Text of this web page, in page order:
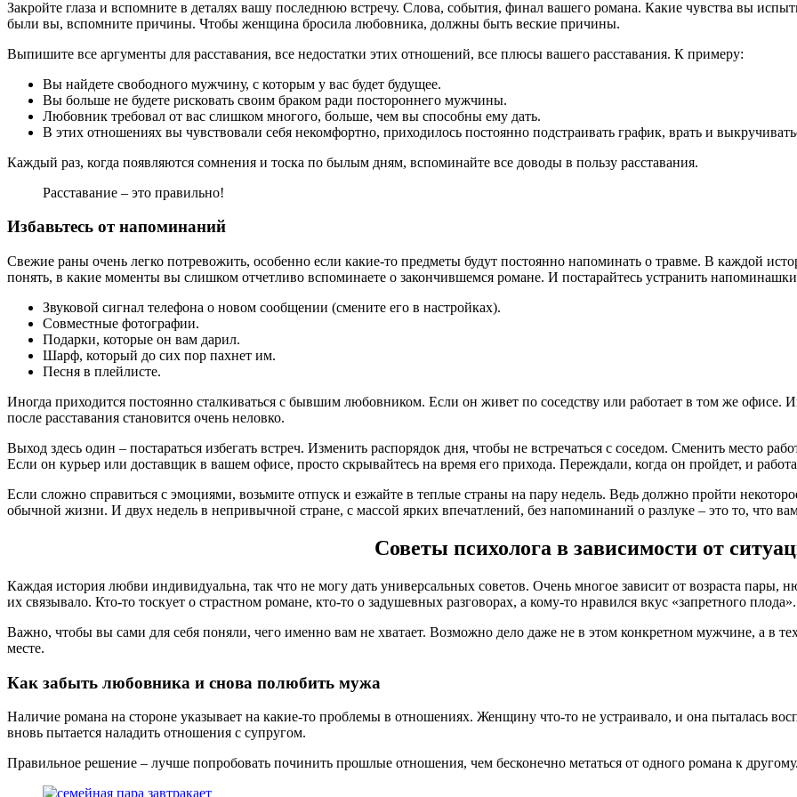
Закройте глаза и вспомните в деталях вашу последнюю встречу. Слова, события, финал вашего романа. Какие чувства вы
были вы, вспомните причины. Чтобы женщина бросила любовника, должны быть веские причины.
Выпишите все аргументы для расставания, все недостатки этих отношений, все плюсы вашего расставания. К примеру:
Вы найдете свободного мужчину, с которым у вас будет будущее.
Вы больше не будете рисковать своим браком ради постороннего мужчины.
Любовник требовал от вас слишком многого, больше, чем вы способны ему дать.
В этих отношениях вы чувствовали себя некомфортно, приходилось постоянно подстраивать график, врать и
Каждый раз, когда появляются сомнения и тоска по былым дням, вспоминайте все доводы в пользу расставания.
Расставание – это правильно!
Избавьтесь от напоминаний
Свежие раны очень легко потревожить, особенно если какие-то предметы будут постоянно напоминать о травме. В каждой
понять, в какие моменты вы слишком отчетливо вспоминаете о закончившемся романе. И постарайтесь устранить
Звуковой сигнал телефона о новом сообщении (смените его в настройках).
Совместные фотографии.
Подарки, которые он вам дарил.
Шарф, который до сих пор пахнет им.
Песня в плейлисте.
Иногда приходится постоянно сталкиваться с бывшим любовником. Если он живет по соседству или работает в том же офисе.
после расставания становится очень неловко.
Выход здесь один – постараться избегать встреч. Изменить распорядок дня, чтобы не встречаться с соседом. Сменить место
Если он курьер или доставщик в вашем офисе, просто скрывайтесь на время его прихода. Переждали, когда он пройдет, и
Если сложно справиться с эмоциями, возьмите отпуск и езжайте в теплые страны на пару недель. Ведь должно пройти
обычной жизни. И двух недель в непривычной стране, с массой ярких впечатлений, без напоминаний о разлуке – это то, что
Советы психолога в зависимости от
Каждая история любви индивидуальна, так что не могу дать универсальных советов. Очень многое зависит от возраста пары,
их связывало. Кто-то тоскует о страстном романе, кто-то о задушевных разговорах, а кому-то нравился вкус «запретного плода».
Важно, чтобы вы сами для себя поняли, чего именно вам не хватает. Возможно дело даже не в этом конкретном мужчине, а в
месте.
Как забыть любовника и снова полюбить мужа
Наличие романа на стороне указывает на какие-то проблемы в отношениях. Женщину что-то не устраивало, и она пыталась
вновь пытается наладить отношения с супругом.
Правильное решение – лучше попробовать починить прошлые отношения, чем бесконечно метаться от одного романа к